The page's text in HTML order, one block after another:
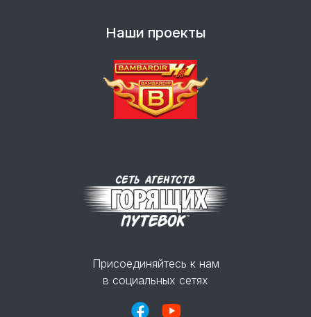
Наши проекты
Присоединяйтесь к нам
в социальных сетях